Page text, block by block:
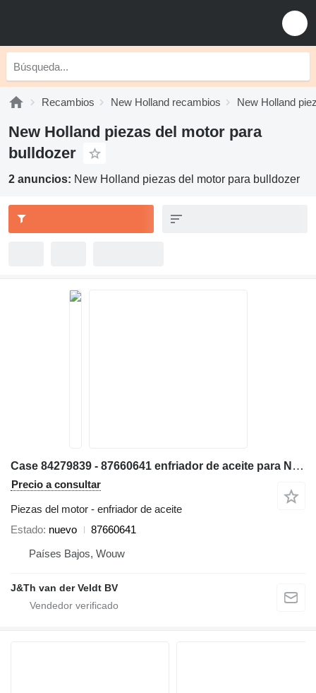
Recambios New Holland recambios New Holland
New Holland piezas del motor para
bulldozer
2 anuncios: New Holland piezas del motor para bulldozer
Case 84279839 - 87660641 enfriador de aceite para New Holland D150B 1650L bulldozer
Precio a consultar
Piezas del motor - enfriador de aceite
Estado nuevo
87660641
Países Bajos, Wouw
J&Th van der Veldt BV